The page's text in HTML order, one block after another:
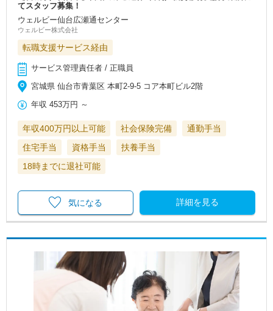
てスタッフ募集！
ウェルビー仙台広瀬通センター
ウェルビー株式会社
転職支援サービス経由
サービス管理責任者 / 正職員
宮城県 仙台市青葉区 本町2-9-5 コア本町ビル2階
年収 453万円 ～
年収400万円以上可能 社会保険完備
通勤手当
住宅手当
資格手当
扶養手当
18時までに退社可能
詳細を見る
気になる